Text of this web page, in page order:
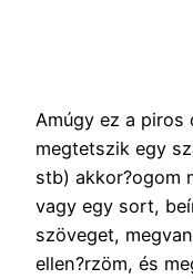
Amúgy ez a
megtetszik egy
stb) akkor?ogom
vagy egy sort,
szöveget,
ellen?rzöm, és